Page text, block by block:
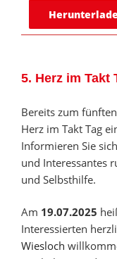
5. Herz im Takt
Bereits zum
Herz im Takt Tag
Informieren Sie
und Interessantes
und Selbsthilfe.
Am 19.07.2025
Interessierten
Wiesloch